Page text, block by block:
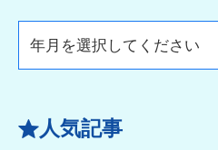
年月を選択してください
人気記事